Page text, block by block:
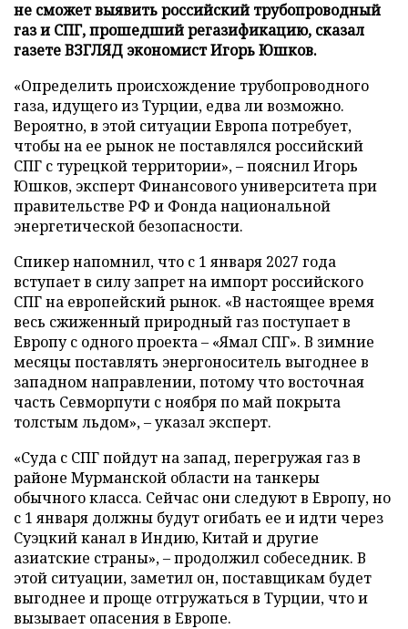
не сможет выявить российский трубопроводный
газ и СПГ, прошедший регазификацию, сказал
газете ВЗГЛЯД экономист Игорь Юшков.
«Определить происхождение трубопроводного
газа, идущего из Турции, едва ли возможно.
Вероятно, в этой ситуации Европа потребует,
чтобы на ее рынок не поставлялся российский
СПГ с турецкой территории», – пояснил Игорь
Юшков, эксперт Финансового университета при
правительстве РФ и Фонда национальной
энергетической безопасности.
Спикер напомнил, что с 1 января 2027 года
вступает в силу запрет на импорт российского
СПГ на европейский рынок. «В настоящее время
весь сжиженный природный газ поступает в
Европу с одного проекта – «Ямал СПГ». В зимние
месяцы поставлять энергоноситель выгоднее в
западном направлении, потому что восточная
часть Севморпути с ноября по май покрыта
толстым льдом», – указал эксперт.
«Суда с СПГ пойдут на запад, перегружая газ в
районе Мурманской области на танкеры
обычного класса. Сейчас они следуют в Европу, но
с 1 января должны будут огибать ее и идти через
Суэцкий канал в Индию, Китай и другие
азиатские страны», – продолжил собеседник. В
этой ситуации, заметил он, поставщикам будет
выгоднее и проще отгружаться в Турции, что и
вызывает опасения в Европе.